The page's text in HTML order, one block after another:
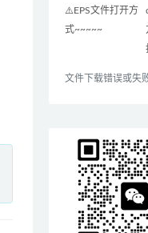
⚠️EPS文件打开方
式~~~~~
文件下载错误或失